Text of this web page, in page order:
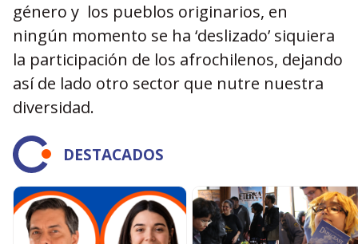
género y los pueblos originarios, en
ningún momento se ha ‘deslizado’ siquiera
la participación de los afrochilenos, dejando
así de lado otro sector que nutre nuestra
diversidad.
DESTACADOS